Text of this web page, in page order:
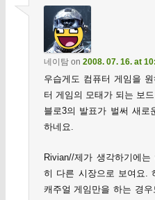
네이탐on 2008. 07. 16. at
우습게도 컴퓨터 게임을
터 게임의 모태가 되는 보
블로3의 발표가 벌써 새로
하네요.
Rivian//제가 생각하기에
히 다른 시장으로 보여요.
캐주얼 게임만을 하는 경